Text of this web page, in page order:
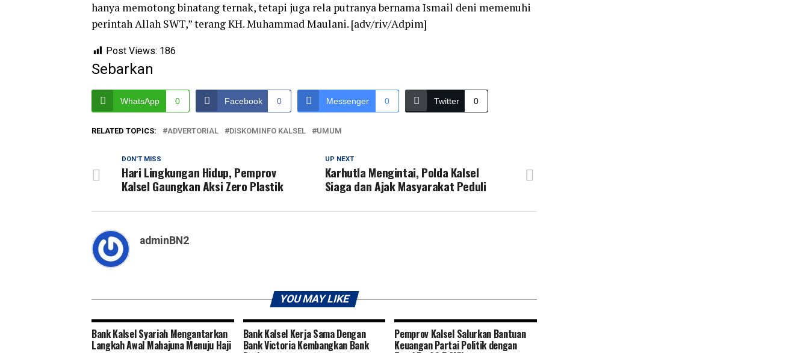
hanya memotong binatang ternak, tetapi juga rela putranya bernama Ismail deni memenuhi
perintah Allah SWT,” terang KH. Muhammad Maulani. [adv/riv/Adpim]
Post Views: 186
Sebarkan
WhatsApp 0 Facebook 0 Messenger 0 Twitter 0
RELATED TOPICS: ADVERTORIAL DISKOMINFO KALSEL UMUM
UP NEXT
Karhutla Mengintai, Polda Kalsel
Siaga dan Ajak Masyarakat Peduli
DON'T MISS
Hari Lingkungan Hidup, Pemprov
Kalsel Gaungkan Aksi Zero Plastik
adminBN2
YOU MAY LIKE
Bank Kalsel Syariah Mengantarkan
Langkah Awal Mahajuna Menuju Haji
Bank Kalsel Kerja Sama Dengan
Bank Victoria Kembangkan Bank
Pemprov Kalsel Salurkan Bantuan
Keuangan Partai Politik dengan